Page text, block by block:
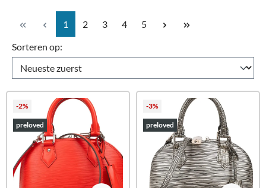
Pagina
1 Pagina
2 Pagina
3 Pagina
4 Pagina
5
Sorteren op:
-2%
preloved
-3%
preloved